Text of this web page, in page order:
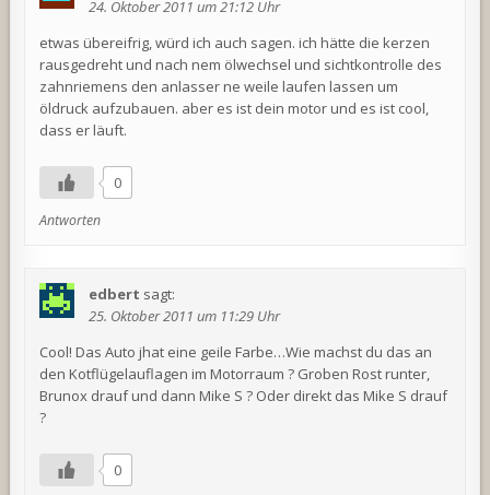
24. Oktober 2011 um 21:12 Uhr
etwas übereifrig, würd ich auch sagen. ich hätte die kerzen
rausgedreht und nach nem ölwechsel und sichtkontrolle des
zahnriemens den anlasser ne weile laufen lassen um
öldruck aufzubauen. aber es ist dein motor und es ist cool,
dass er läuft.
0
Antworten
edbert sagt:
25. Oktober 2011 um 11:29 Uhr
Cool! Das Auto jhat eine geile Farbe…Wie machst du das an
den Kotflügelauflagen im Motorraum ? Groben Rost runter,
Brunox drauf und dann Mike S ? Oder direkt das Mike S drauf
?
0